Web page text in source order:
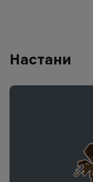
Настани